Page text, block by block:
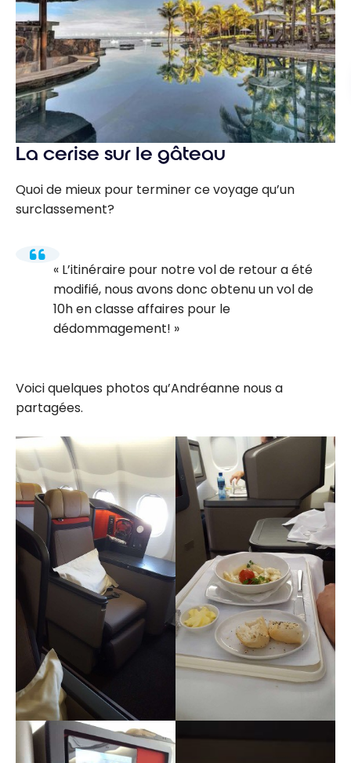
La cerise sur le gâteau
Quoi de mieux pour terminer ce voyage qu’un
surclassement?
L’itinéraire pour notre vol de retour a été
modifié, nous avons donc obtenu un vol de
10h en classe affaires pour le
dédommagement!
Voici quelques photos qu’Andréanne nous a
partagées.